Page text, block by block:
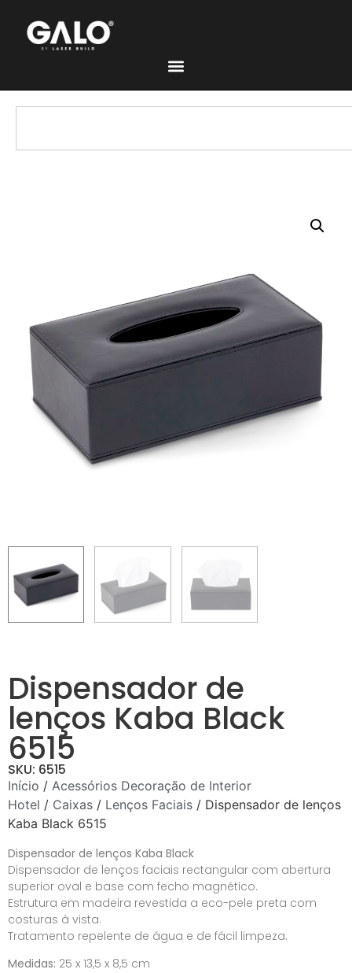
Dispensador de
lenços Kaba Black
6515
SKU: 6515
Início / Acessórios Decoração de Interior
Hotel / Caixas / Lenços Faciais / Dispensador de lenços
Kaba Black 6515
Dispensador de lenços Kaba Black
Dispensador de lenços faciais rectangular com abertura
superior oval e base com fecho magnético.
Estrutura em madeira revestida a eco-pele preta com
costuras à vista.
Tratamento repelente de água e de fácil limpeza.
Medidas: 25 x 13,5 x 8,5 cm